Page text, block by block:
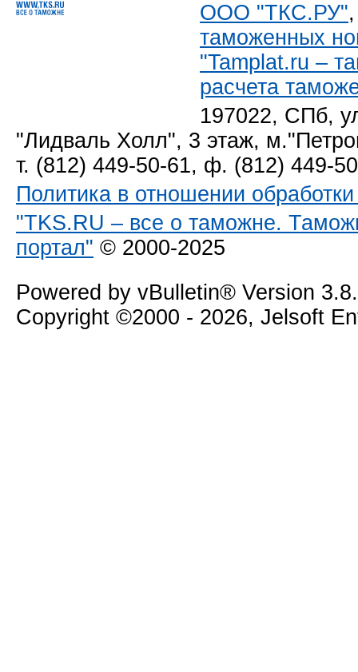
ООО "ТКС.РУ"
таможенных
"Tamplat.ru –
расчета
197022, СПб,
"Лидваль Холл", 3 этаж,
т. (812) 449-50-61, ф. (812) 449-
Политика в отношении
"TKS.RU – все о таможне.
портал" © 2000-2025
Powered by vBulletin® Version
Copyright ©2000 - 2026, Jelsoft